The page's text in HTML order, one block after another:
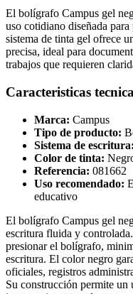
El bolígrafo Campus gel
uso cotidiano diseñada
sistema de tinta gel ofrece
precisa, ideal para
trabajos que requieren
Caracteristicas
Marca: Campus
Tipo de producto:
Sistema de escritura:
Color de tinta:
Referencia: 081662
Uso recomendado:
educativo
El bolígrafo Campus gel
escritura fluida y
presionar el bolígrafo,
escritura. El color negro
oficiales, registros
Su construcción permite un